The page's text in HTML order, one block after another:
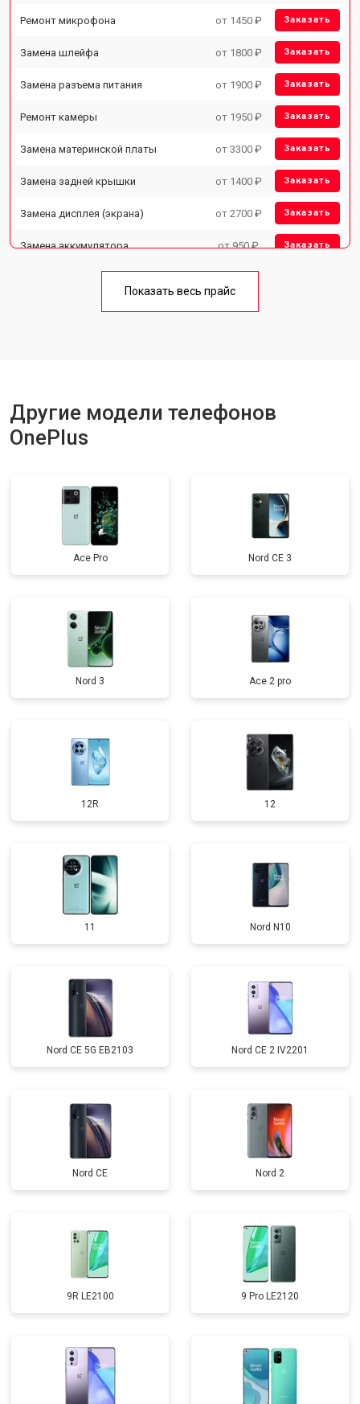
Ремонт микрофона от 1450 ₽ Заказать
Замена шлейфа от 1800 ₽ Заказать
Замена разъема питания от 1900 ₽ Заказать
Ремонт камеры от 1950 ₽ Заказать
Замена материнской платы от 3300 ₽ Заказать
Замена задней крышки от 1400 ₽ Заказать
Замена дисплея (экрана) от 2700 ₽ Заказать
Замена аккумулятора от 950 ₽ Заказать
Ремонт цепи питания от 3200 ₽
Показать весь прайс
Другие модели телефонов
OnePlus
Ace Pro Nord CE 3
Nord 3 Ace 2 pro
12R 12
11 Nord N10
Nord CE 5G EB2103 Nord CE 2 IV2201
Nord CE Nord 2
9R LE2100 9 Pro LE2120